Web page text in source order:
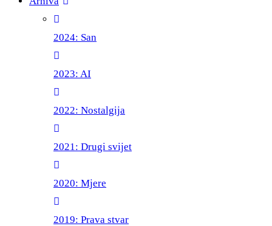
2024: San
2023: AI
2022: Nostalgija
2021: Drugi svijet
2020: Mjere
2019: Prava stvar